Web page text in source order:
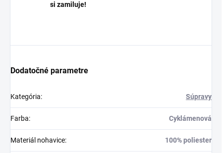
si zamiluje!
Dodatočné parametre
Kategória: Súpravy
Farba: Cyklámenová
Materiál nohavice: 100% poliester